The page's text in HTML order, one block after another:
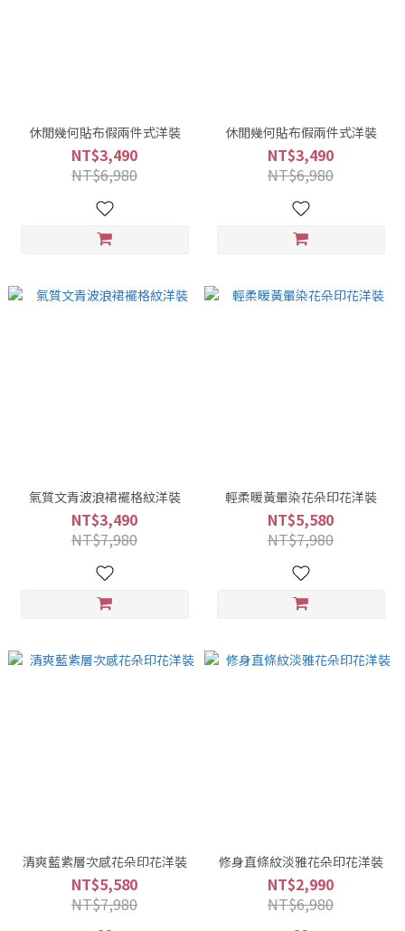
休閒幾何貼布假兩件式洋裝
NT$3,490
NT$6,980
休閒幾何貼布假兩件式洋裝
NT$3,490
NT$6,980
氣質文青波浪裙襬格紋洋裝
NT$3,490
NT$7,980
輕柔暖黃暈染花朵印花洋裝
NT$5,580
NT$7,980
清爽藍紫層次感花朵印花洋裝
NT$5,580
NT$7,980
修身直條紋淡雅花朵印花洋裝
NT$2,990
NT$6,980